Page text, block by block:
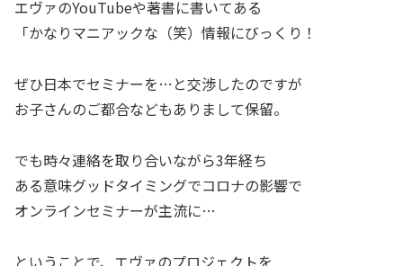
エヴァのYouTubeや著書に書いてある
「かなりマニアックな（笑）情報にびっくり！
ぜひ日本でセミナーを…と交渉したのですが
お子さんのご都合などもありまして保留。
でも時々連絡を取り合いながら3年経ち
ある意味グッドタイミングでコロナの影響で
オンラインセミナーが主流に…
ということで、エヴァのプロジェクトを